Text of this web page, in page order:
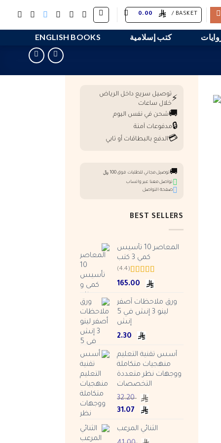
BASKET /
كتب إسلامية ENGLISH BOOKS
⚡
توصيل سريع داخل الرياض
خلال ساعات
🚚شحن في نفس اليوم
🔒مدفوعات آمنة
💳الدفع بالبطاقات أو تابي
🚚 توصيل مجاني للطلبات فوق 100 ﷼
تواصل معنا عبر واتساب
صفحة التواصل
BEST SELLERS
المعاصر 10 تأسيس
كمي 3 كتب
Rated4.38
out of 5
(4.4)
ورق ملاحظات أصفر
لينو 3 إنش في 5
إنش
أسس تقنية التعليم
منهجيات متكاملة
ووجهات نظر متعددة
التخصصات
32.20
Original
ر.س 32.20.
Current
الثنائي المرعب